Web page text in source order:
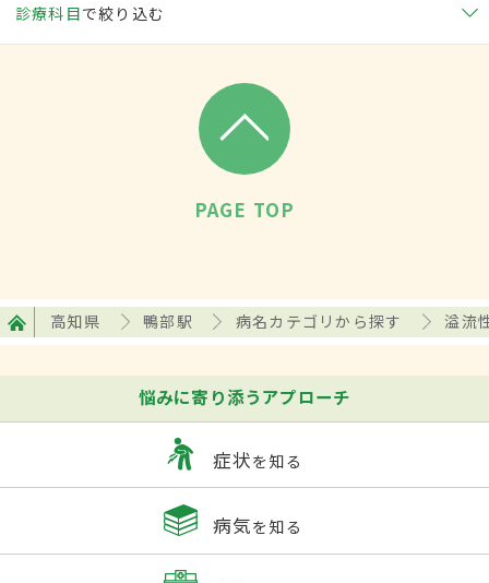
診療科目で絞り込む
PAGE TOP
高知県 鴨部駅 病名カテゴリから探す 溢流
悩みに寄り添うアプローチ
症状を知る
病気を知る